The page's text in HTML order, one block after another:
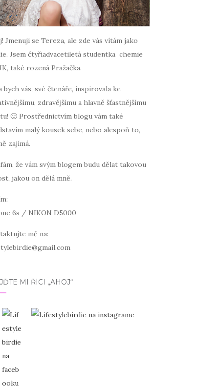
Jmenuji se Tereza, ale zde vás vítám jako
Jsem čtyřiadvacetiletá studentka chemie
také rozená Pražačka.
bych vás, své čtenáře, inspirovala ke
zdravějšímu a hlavně šťastnějšímu
🙂 Prostřednictvím blogu vám také
malý kousek sebe, nebo alespoň to,
zajímá.
že vám svým blogem budu dělat takovou
jakou on dělá mně.
6s / NIKON D5000
mě na:
MI ŘÍCI „AHOJ“